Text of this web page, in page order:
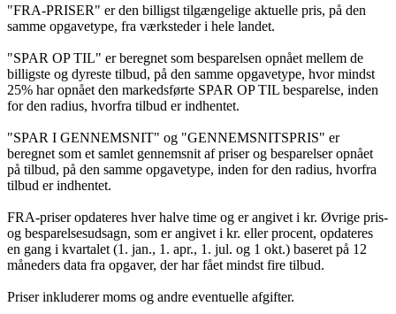
"FRA-PRISER" er den billigst tilgængelige aktuelle pris, på den
samme opgavetype, fra værksteder i hele landet.
"SPAR OP TIL" er beregnet som besparelsen opnået mellem de
billigste og dyreste tilbud, på den samme opgavetype, hvor mindst
25% har opnået den markedsførte SPAR OP TIL besparelse, inden
for den radius, hvorfra tilbud er indhentet.
"SPAR I GENNEMSNIT" og "GENNEMSNITSPRIS" er
beregnet som et samlet gennemsnit af priser og besparelser opnået
på tilbud, på den samme opgavetype, inden for den radius, hvorfra
tilbud er indhentet.
FRA-priser opdateres hver halve time og er angivet i kr. Øvrige pris-
og besparelsesudsagn, som er angivet i kr. eller procent, opdateres
en gang i kvartalet (1. jan., 1. apr., 1. jul. og 1 okt.) baseret på 12
måneders data fra opgaver, der har fået mindst fire tilbud.
Priser inkluderer moms og andre eventuelle afgifter.